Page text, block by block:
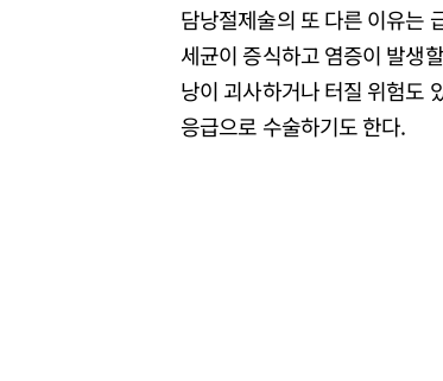
담낭절제술의 또 다른 이유는
세균이 증식하고 염증이 발생
낭이 괴사하거나 터질 위험도
응급으로 수술하기도 한다.